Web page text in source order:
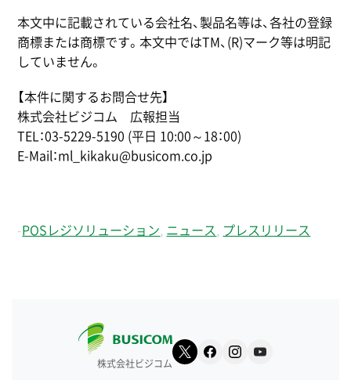
本文中に記載されている会社名、製品名等は、各社の登録
商標または商標です。本文中ではTM、(R)マーク等は明記
していません。
【本件に関するお問合せ先】
株式会社ビジコム 広報担当
TEL：03-5229-5190 (平日 10:00～18：00)
E-Mail：ml_kikaku@busicom.co.jp
- POSレジソリューション ニュース プレスリリース
株式会社ビジコム